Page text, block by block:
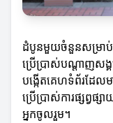
ដំបូនមួយចំនួនសម្រាប់ក
ប្រើប្រាស់បណ្ដាញសង្គ
បង្កើតគេហទំព័រដែល
ប្រើប្រាស់ការផ្សព្វ
អ្នកចូលរួម។